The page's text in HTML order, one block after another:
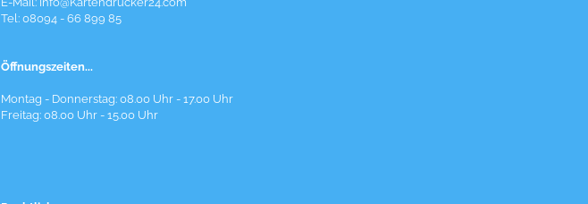
Tel: 08094 - 66 899 85
Öffnungszeiten...
Montag - Donnerstag: 08.00 Uhr - 17.00 Uhr
Freitag: 08.00 Uhr - 15.00 Uhr